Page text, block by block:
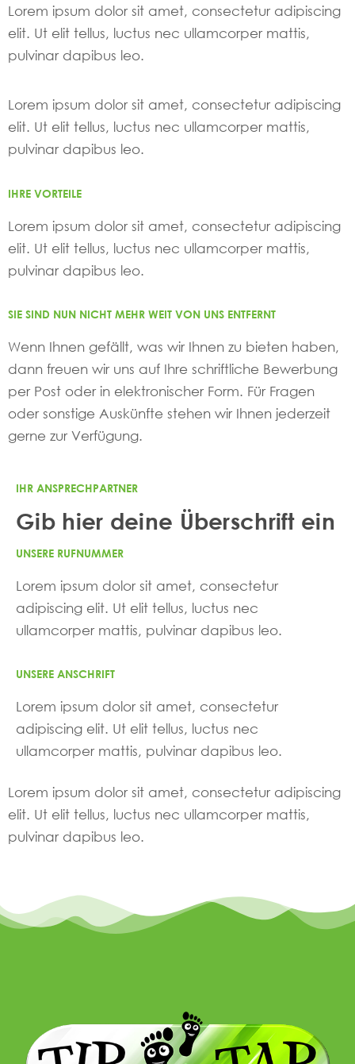
Lorem ipsum dolor sit amet, consectetur adipiscing
elit. Ut elit tellus, luctus nec ullamcorper mattis,
pulvinar dapibus leo.
Lorem ipsum dolor sit amet, consectetur adipiscing
elit. Ut elit tellus, luctus nec ullamcorper mattis,
pulvinar dapibus leo.
IHRE VORTEILE
Lorem ipsum dolor sit amet, consectetur adipiscing
elit. Ut elit tellus, luctus nec ullamcorper mattis,
pulvinar dapibus leo.
SIE SIND NUN NICHT MEHR WEIT VON UNS ENTFERNT
Wenn Ihnen gefällt, was wir Ihnen zu bieten haben,
dann freuen wir uns auf Ihre schriftliche Bewerbung
per Post oder in elektronischer Form. Für Fragen
oder sonstige Auskünfte stehen wir Ihnen jederzeit
gerne zur Verfügung.
IHR ANSPRECHPARTNER
Gib hier deine Überschrift ein
UNSERE RUFNUMMER
Lorem ipsum dolor sit amet, consectetur
adipiscing elit. Ut elit tellus, luctus nec
ullamcorper mattis, pulvinar dapibus leo.
UNSERE ANSCHRIFT
Lorem ipsum dolor sit amet, consectetur
adipiscing elit. Ut elit tellus, luctus nec
ullamcorper mattis, pulvinar dapibus leo.
Lorem ipsum dolor sit amet, consectetur adipiscing
elit. Ut elit tellus, luctus nec ullamcorper mattis,
pulvinar dapibus leo.